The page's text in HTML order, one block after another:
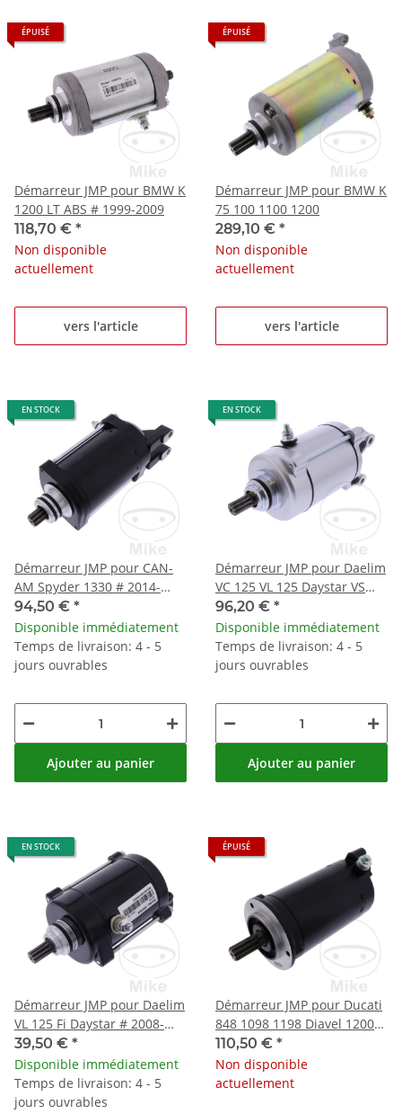
ÉPUISÉ
Démarreur JMP pour BMW K
1200 LT ABS # 1999-2009
118,70 € *
Non disponible
actuellement
vers l'article
ÉPUISÉ
Démarreur JMP pour BMW K
75 100 1100 1200
289,10 € *
Non disponible
actuellement
vers l'article
EN STOCK
Démarreur JMP pour CAN-
AM Spyder 1330 # 2014-
2017
94,50 € *
Disponible immédiatement
Temps de livraison: 4 - 5
jours ouvrables
Ajouter au panier
EN STOCK
Démarreur JMP pour Daelim
VC 125 VL 125 Daystar VS
125 Evolution
96,20 € *
Disponible immédiatement
Temps de livraison: 4 - 5
jours ouvrables
Ajouter au panier
EN STOCK
Démarreur JMP pour Daelim
VL 125 Fi Daystar # 2008-
2019
39,50 € *
Disponible immédiatement
Temps de livraison: 4 - 5
jours ouvrables
ÉPUISÉ
Démarreur JMP pour Ducati
848 1098 1198 Diavel 1200
Hypermotard 821
110,50 € *
Non disponible
actuellement